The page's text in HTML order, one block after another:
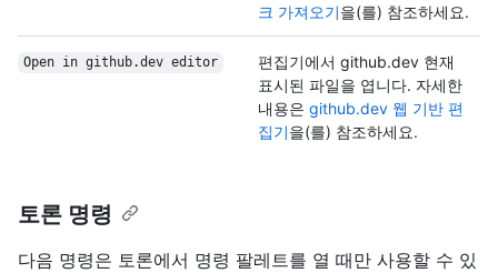
크 가져오기을(를) 참조하세요.
Open in github.dev editor
편집기에서 github.dev 현재
표시된 파일을 엽니다. 자세한
내용은 github.dev 웹 기반 편
집기을(를) 참조하세요.
토론 명령
다음 명령은 토론에서 명령 팔레트를 열 때만 사용할 수 있